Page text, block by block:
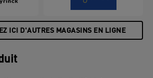
ICI D'AUTRES MAGASINS EN LIGNE